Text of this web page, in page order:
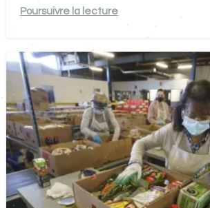
Poursuivre la lecture